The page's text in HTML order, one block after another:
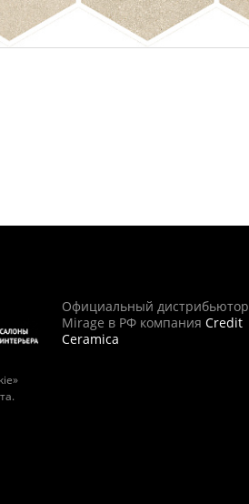
Официальный дистрибьютор
Mirage в РФ компания Credit
Ceramica